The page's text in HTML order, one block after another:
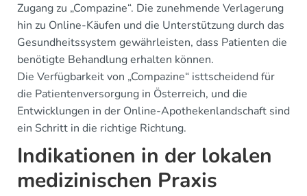
Zugang zu „Compazine“. Die zunehmende Verlagerung
hin zu Online-Käufen und die Unterstützung durch das
Gesundheitssystem gewährleisten, dass Patienten die
benötigte Behandlung erhalten können.
Die Verfügbarkeit von „Compazine“ isttscheidend für
die Patientenversorgung in Österreich, und die
Entwicklungen in der Online-Apothekenlandschaft sind
ein Schritt in die richtige Richtung.
Indikationen in der lokalen
medizinischen Praxis